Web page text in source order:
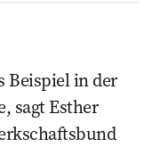
Beispiel in der
sagt Esther